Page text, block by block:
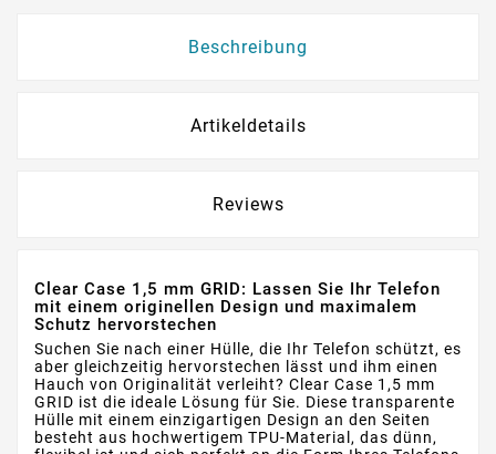
Beschreibung
Artikeldetails
Reviews
Clear Case 1,5 mm GRID: Lassen Sie Ihr Telefon
mit einem originellen Design und maximalem
Schutz hervorstechen
Suchen Sie nach einer Hülle, die Ihr Telefon schützt, es
aber gleichzeitig hervorstechen lässt und ihm einen
Hauch von Originalität verleiht? Clear Case 1,5 mm
GRID ist die ideale Lösung für Sie. Diese transparente
Hülle mit einem einzigartigen Design an den Seiten
besteht aus hochwertigem TPU-Material, das dünn,